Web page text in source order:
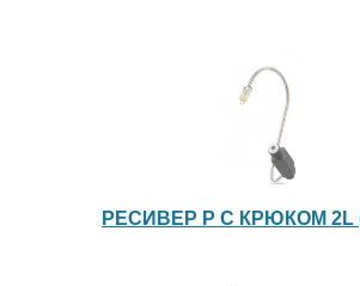
РЕСИВЕР P С КРЮКОМ 2L